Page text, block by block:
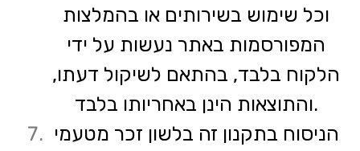
וכל שימוש בשירותים או בהמלצות
המפורסמות באתר נעשות על ידי
הלקוח בלבד, בהתאם לשיקול דעתו,
והתוצאות הינן באחריותו בלבד.
הניסוח בתקנון זה בלשון זכר מטעמי